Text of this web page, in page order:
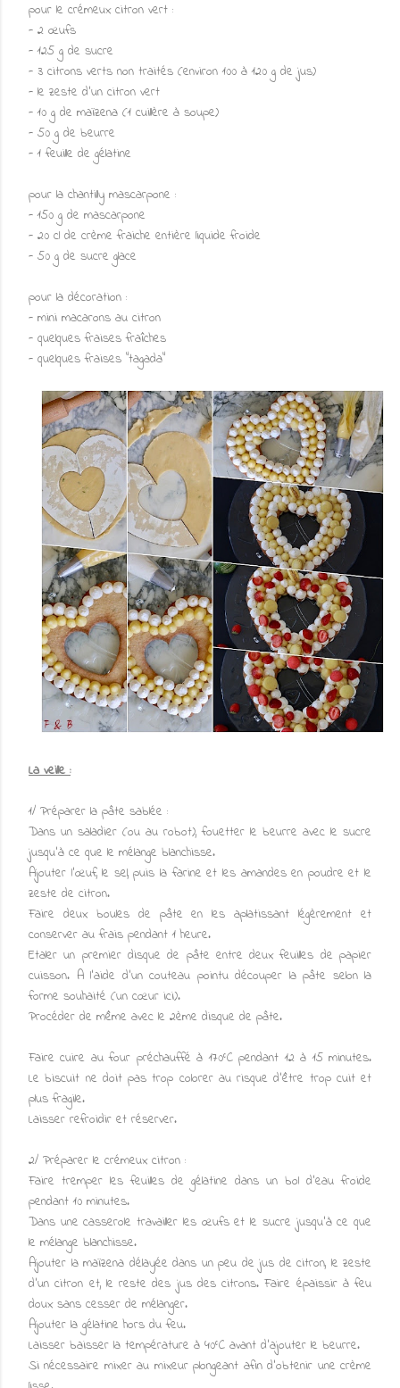
pour le crémeux citron vert :
- 2 œufs
- 125 g de sucre
- 3 citrons verts non traités (environ 100 à 120 g de jus)
- le zeste d'un citron vert
- 10 g de maïzena (1 cuillère à soupe)
- 50 g de beurre
- 1 feuille de gélatine
pour la chantilly mascarpone :
- 150 g de mascarpone
- 20 cl de crème fraiche entière liquide froide
- 50 g de sucre glace
pour la décoration :
- mini macarons au citron
- quelques fraises fraîches
- quelques fraises "tagada"
La veille :
1/ Préparer la pâte sablée :
Dans un saladier (ou au robot), fouetter le beurre avec le sucre
jusqu'à ce que le mélange blanchisse.
Ajouter l'œuf, le sel, puis la farine et les amandes en poudre et le
zeste de citron.
Faire deux boules de pâte en les aplatissant légèrement et
conserver au frais pendant 1 heure.
Etaler un premier disque de pâte entre deux feuilles de papier
cuisson. A l'aide d'un couteau pointu découper la pâte selon la
forme souhaité (un cœur ici).
Procéder de même avec le 2ème disque de pâte.
Faire cuire au four préchauffé à 170°C pendant 12 à 15 minutes.
Le biscuit ne doit pas trop colorer au risque d'être trop cuit et
plus fragile.
Laisser refroidir et réserver.
2/ Préparer le crémeux citron :
Faire tremper les feuilles de gélatine dans un bol d'eau froide
pendant 10 minutes.
Dans une casserole travailler les œufs et le sucre jusqu'à ce que
le mélange blanchisse.
Ajouter la maïzena délayée dans un peu de jus de citron, le zeste
d'un citron et, le reste des jus des citrons. Faire épaissir à feu
doux sans cesser de mélanger.
Ajouter la gélatine hors du feu.
Laisser baisser la température à 40°C avant d'ajouter le beurre.
Si nécessaire mixer au mixeur plongeant afin d'obtenir une crème